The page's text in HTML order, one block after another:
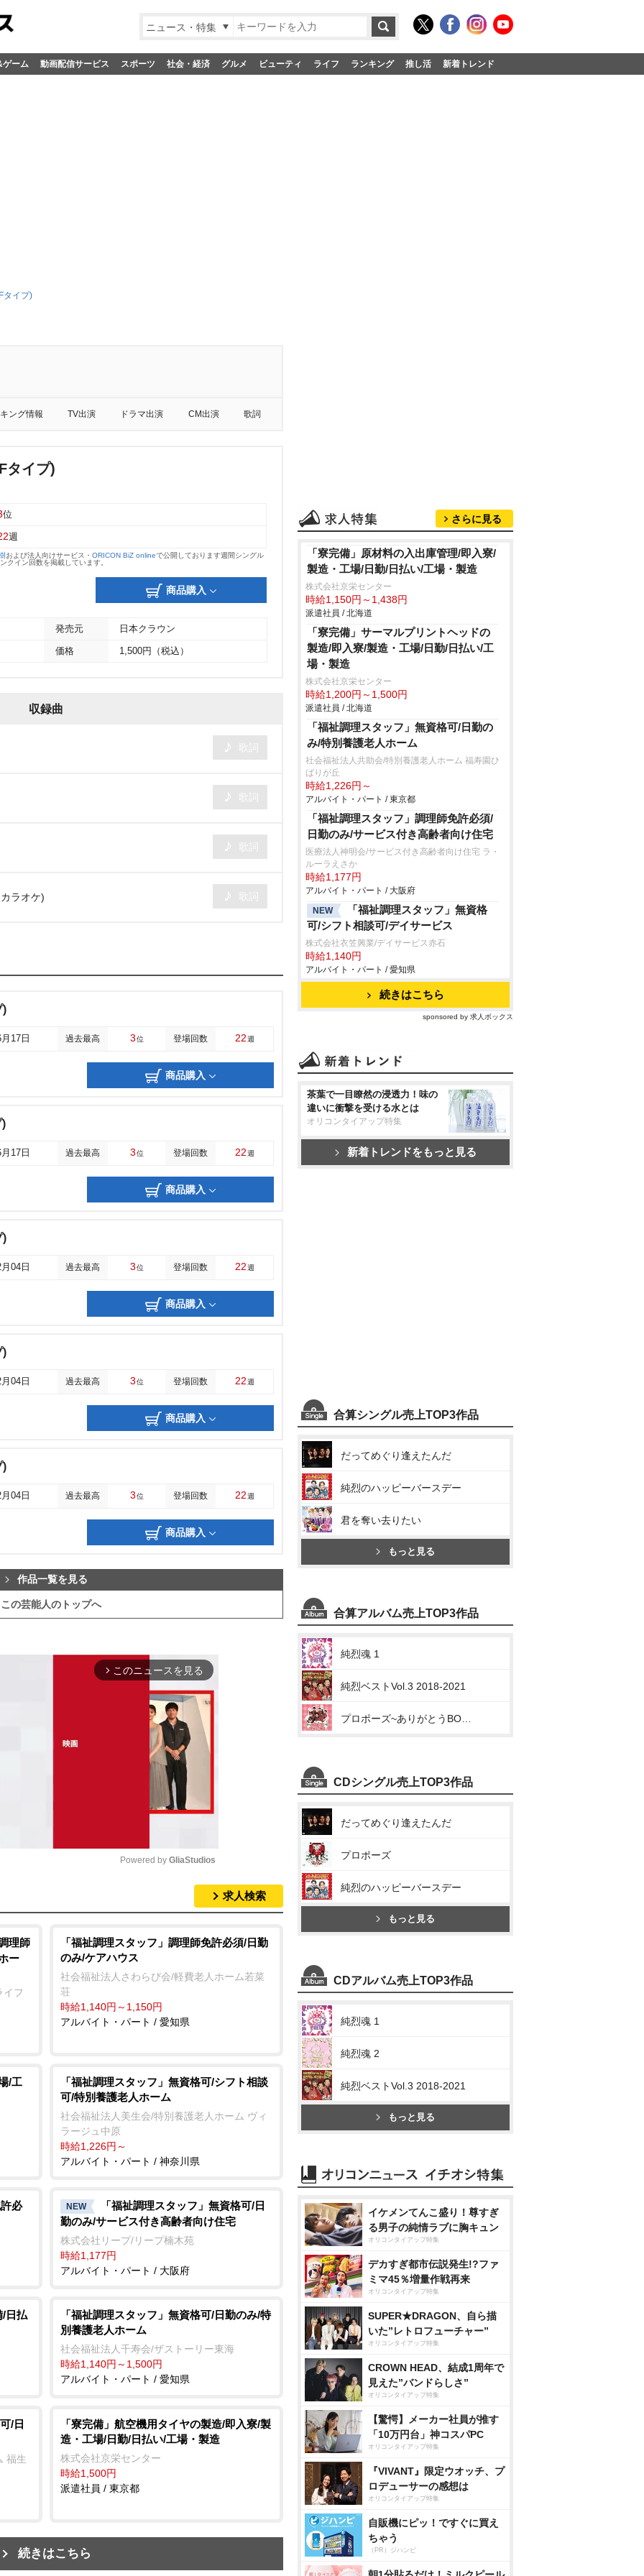
ニュース・特集
ゲーム 動画配信サービス スポーツ 社会・経済 グルメ ビューティ ライフ ランキング 推し活 新着トレンド
タイプ)
ング情報 TV出演 ドラマ出演 CM出演 歌詞
タイプ)
位
週
および法人向けサービス・ ORICON BiZ onlineで公開しております週間シングル
クイン回数を掲載しています。
商品購入
発売元 日本クラウン
価格 1,500円（税込）
収録曲
ラオケ)
)
17日 過去最高 3位 登場回数 22週
商品購入
)
17日 過去最高 3位 登場回数 22週
商品購入
)
04日 過去最高 3位 登場回数 22週
商品購入
)
04日 過去最高 3位 登場回数 22週
商品購入
)
04日 過去最高 3位 登場回数 22週
商品購入
作品一覧を見る
この芸能人のトップへ
arrow_forward_ios このニュースを見る
Powered by GliaStudios
求人検索
理師
ー
イフ
「福祉調理スタッフ」調理師免許必須/日勤
のみ/ケアハウス
社会福祉法人さわらび会/軽費老人ホーム若菜
荘
時給1,140円～1,150円
アルバイト・パート / 愛知県
/工
「福祉調理スタッフ」無資格可/シフト相談
可/特別養護老人ホーム
社会福祉法人美生会/特別養護老人ホーム ヴィ
ラージュ中原
時給1,226円～
アルバイト・パート / 神奈川県
必 NEW
「福祉調理スタッフ」無資格可/日
勤のみ/サービス付き高齢者向け住宅
株式会社リープ/リープ楠木苑
時給1,177円
アルバイト・パート / 大阪府
/日払
「福祉調理スタッフ」無資格可/日勤のみ/特
別養護老人ホーム
社会福祉法人千寿会/ザストーリー東海
時給1,140円～1,500円
アルバイト・パート / 愛知県
/日
福生
「寮完備」航空機用タイヤの製造/即入寮/製
造・工場/日勤/日払い/工場・製造
株式会社京栄センター
時給1,500円
派遣社員 / 東京都
続きはこちら
さらに見る
「寮完備」原材料の入出庫管理/即入寮/
製造・工場/日勤/日払い/工場・製造
株式会社京栄センター
時給1,150円～1,438円
派遣社員 / 北海道
「寮完備」サーマルプリントヘッドの
製造/即入寮/製造・工場/日勤/日払い/工
場・製造
株式会社京栄センター
時給1,200円～1,500円
派遣社員 / 北海道
「福祉調理スタッフ」無資格可/日勤の
み/特別養護老人ホーム
社会福祉法人共助会/特別養護老人ホーム 福寿園ひ
ばりが丘
時給1,226円～
アルバイト・パート / 東京都
「福祉調理スタッフ」調理師免許必須/
日勤のみ/サービス付き高齢者向け住宅
医療法人神明会/サービス付き高齢者向け住宅 ラ・
ルーラえさか
時給1,177円
アルバイト・パート / 大阪府
NEW
「福祉調理スタッフ」無資格
可/シフト相談可/デイサービス
株式会社衣笠興業/デイサービス赤石
時給1,140円
アルバイト・パート / 愛知県
続きはこちら
sponsored by 求人ボックス
茶葉で一目瞭然の浸透力！味の
違いに衝撃を受ける水とは
オリコンタイアップ特集
新着トレンドをもっと見る
合算シングル売上TOP3作品
だってめぐり逢えたんだ
純烈のハッピーバースデー
君を奪い去りたい
もっと見る
合算アルバム売上TOP3作品
純烈魂 1
純烈ベストVol.3 2018-2021
CDシングル売上TOP3作品
だってめぐり逢えたんだ
プロポーズ
純烈のハッピーバースデー
もっと見る
CDアルバム売上TOP3作品
純烈魂 1
純烈魂 2
純烈ベストVol.3 2018-2021
もっと見る
イケメンてんこ盛り！尊すぎ
る男子の純情ラブに胸キュン
オリコンタイアップ特集
デカすぎ都市伝説発生!?ファ
ミマ45％増量作戦再来
オリコンタイアップ特集
SUPER★DRAGON、自ら描
いた”レトロフューチャー”
オリコンタイアップ特集
CROWN HEAD、結成1周年で
見えた”バンドらしさ”
オリコンタイアップ特集
【驚愕】メーカー社員が推す
「10万円台」神コスパPC
オリコンタイアップ特集
『VIVANT』限定ウオッチ、プ
ロデューサーの感想は
オリコンタイアップ特集
自販機にピッ！ですぐに買え
ちゃう
（PR）ジハンピ